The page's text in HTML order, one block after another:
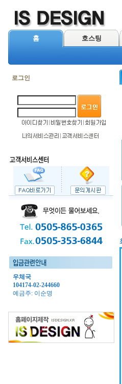
홈 호스팅
로그인
우체국
104174-02-244660
예금주: 이순명